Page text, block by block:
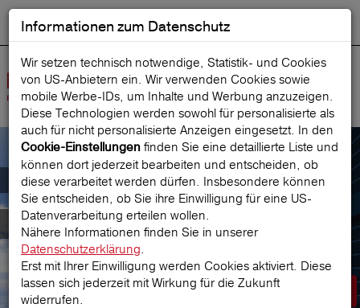
Suche starten
Der österreichische Marktführer für
Reiseversicherungen
Prämie berechnen
Informationen zum Datenschutz
Wir setzen technisch notwendige, Statistik- und Cookies
von US-Anbietern ein. Wir verwenden Cookies sowie
mobile Werbe‑IDs, um Inhalte und Werbung anzuzeigen.
Diese Technologien werden sowohl für personalisierte als
auch für nicht personalisierte Anzeigen eingesetzt. In den
Cookie-Einstellungen finden Sie eine detaillierte Liste und
können dort jederzeit bearbeiten und entscheiden, ob
diese verarbeitet werden dürfen. Insbesondere können
Sie entscheiden, ob Sie ihre Einwilligung für eine US-
Datenverarbeitung erteilen wollen.
Nähere Informationen finden Sie in unserer
Datenschutzerklärung.
Erst mit Ihrer Einwilligung werden Cookies aktiviert. Diese
lassen sich jederzeit mit Wirkung für die Zukunft
widerrufen.